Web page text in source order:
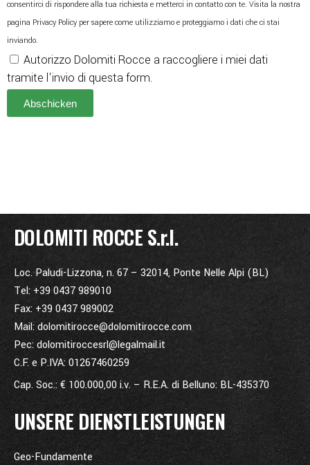
consentirci di rispondere alla tua richiesta e metterci in contatto con te. Visita la nostra
pagina Privacy Policy per sapere come utilizziamo e proteggiamo i dati che ci stai
inviando.
Autorizzo Dolomiti Rocce a raccogliere i miei dati
tramite l'invio di questa form.
Abschicken
DOLOMITI ROCCE S.r.l.
Loc. Paludi-Lizzona, n. 67 – 32014, Ponte Nelle Alpi (BL)
Tel: +39 0437 989010
Fax: +39 0437 989002
Mail: dolomitirocce@dolomitirocce.com
Pec: dolomitiroccesrl@legalmail.it
C.F. e P.IVA: 01267460259
Cap. Soc.: € 100.000,00 i.v. – R.E.A. di Belluno: BL-435370
UNSERE DIENSTLEISTUNGEN
Geo-Fundamente